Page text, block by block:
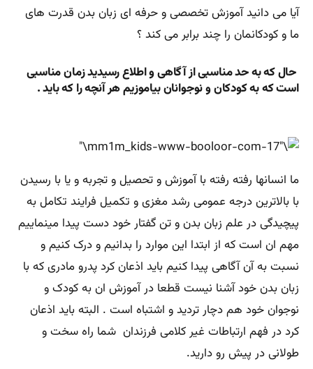
آیا می دانید آموزش تخصصی و حرفه ای زبان بدن قدرت های
ما و کودکانمان را چند برابر می کند ؟
حال که به حد مناسبی از آگاهی و اطلاع رسیدید زمان مناسبی
است که به کودکان و نوجوانان بیاموزیم هر آنچه را که باید .
ما انسانها رفته رفته با آموزش و تحصیل و تجربه و یا با رسیدن
با بالاترین درجه عمومی رشد مغزی و تکمیل فرایند تکامل به
پیچیدگی در علم زبان بدن و تن گفتار خود دست پیدا مینماییم
مهم ان است که از ابتدا این موارد را بدانیم و درک کنیم و
نسبت به آن آگاهی پیدا کنیم باید اذعان کرد پدرو مادری که با
زبان بدن خود آشنا نیست قطعا در آموزش ان به کودک و
نوجوان خود هم دچار تردید و اشتباه است . البته باید اذعان
کرد در فهم ارتباطات غیر کلامی فرزندان شما راه سخت و
طولانی در پیش رو دارید.